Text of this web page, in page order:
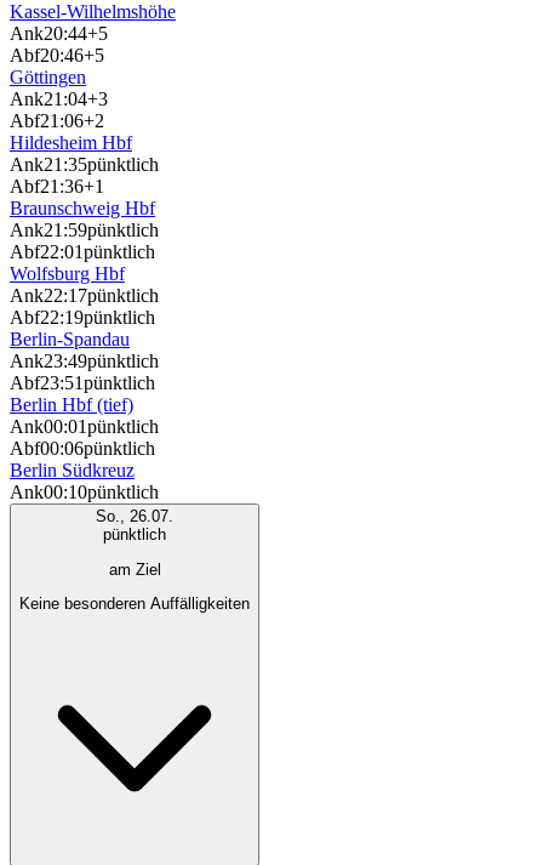
Kassel-Wilhelmshöhe
Ank20:44+5
Abf20:46+5
Göttingen
Ank21:04+3
Abf21:06+2
Hildesheim Hbf
Ank21:35pünktlich
Abf21:36+1
Braunschweig Hbf
Ank21:59pünktlich
Abf22:01pünktlich
Wolfsburg Hbf
Ank22:17pünktlich
Abf22:19pünktlich
Berlin-Spandau
Ank23:49pünktlich
Abf23:51pünktlich
Berlin Hbf (tief)
Ank00:01pünktlich
Abf00:06pünktlich
Berlin Südkreuz
Ank00:10pünktlich
So., 26.07.
pünktlich
am Ziel
Keine besonderen Auffälligkeiten